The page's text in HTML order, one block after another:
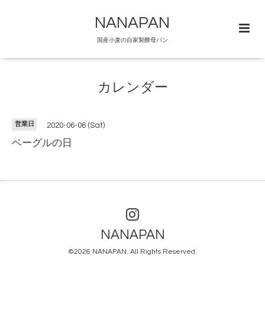
NANAPAN
国産小麦の自家製酵母パン
カレンダー
営業日 2020-06-06 (Sat)
ベーグルの日
NANAPAN
©2026 NANAPAN. All Rights Reserved.